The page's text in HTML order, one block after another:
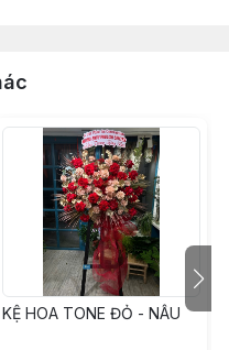
KỆ HOA TONE ĐỎ - NÂU